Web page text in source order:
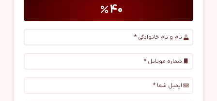
40
percent
نام و نام خانوادگی *
شماره موبایل *
ایمیل شما *